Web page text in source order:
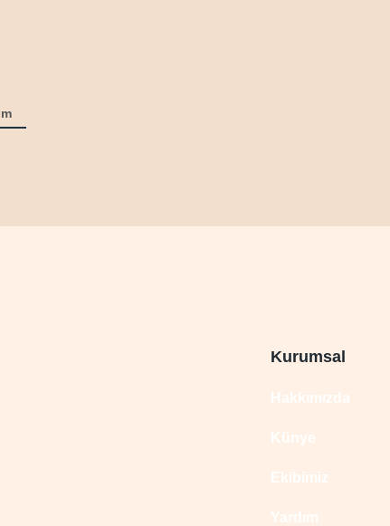
Kurumsal
Hakkımızda
Künye
Ekibimiz
Yardım